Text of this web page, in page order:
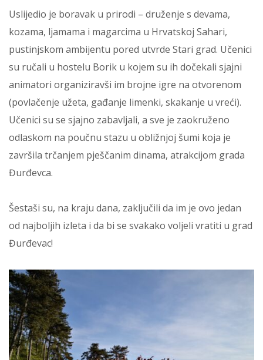
Uslijedio je boravak u prirodi – druženje s devama,
kozama, ljamama i magarcima u Hrvatskoj Sahari,
pustinjskom ambijentu pored utvrde Stari grad. Učenici
su ručali u hostelu Borik u kojem su ih dočekali sjajni
animatori organiziravši im brojne igre na otvorenom
(povlačenje užeta, gađanje limenki, skakanje u vreći).
Učenici su se sjajno zabavljali, a sve je zaokruženo
odlaskom na poučnu stazu u obližnjoj šumi koja je
završila trčanjem pješčanim dinama, atrakcijom grada
Đurđevca.
Šestaši su, na kraju dana, zaključili da im je ovo jedan
od najboljih izleta i da bi se svakako voljeli vratiti u grad
Đurđevac!